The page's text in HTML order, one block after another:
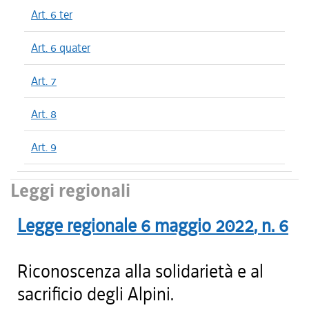
Art. 6 ter
Art. 6 quater
Art. 7
Art. 8
Art. 9
Leggi regionali
Legge regionale 6 maggio 2022, n. 6
Riconoscenza alla solidarietà e al
sacrificio degli Alpini.